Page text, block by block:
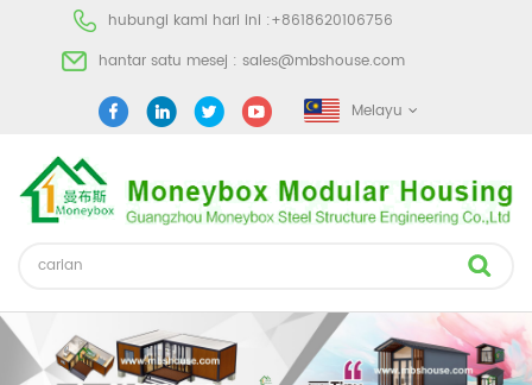
hubungi kami hari ini :+8618620106756
hantar satu mesej : sales@mbshouse.com
Melayu